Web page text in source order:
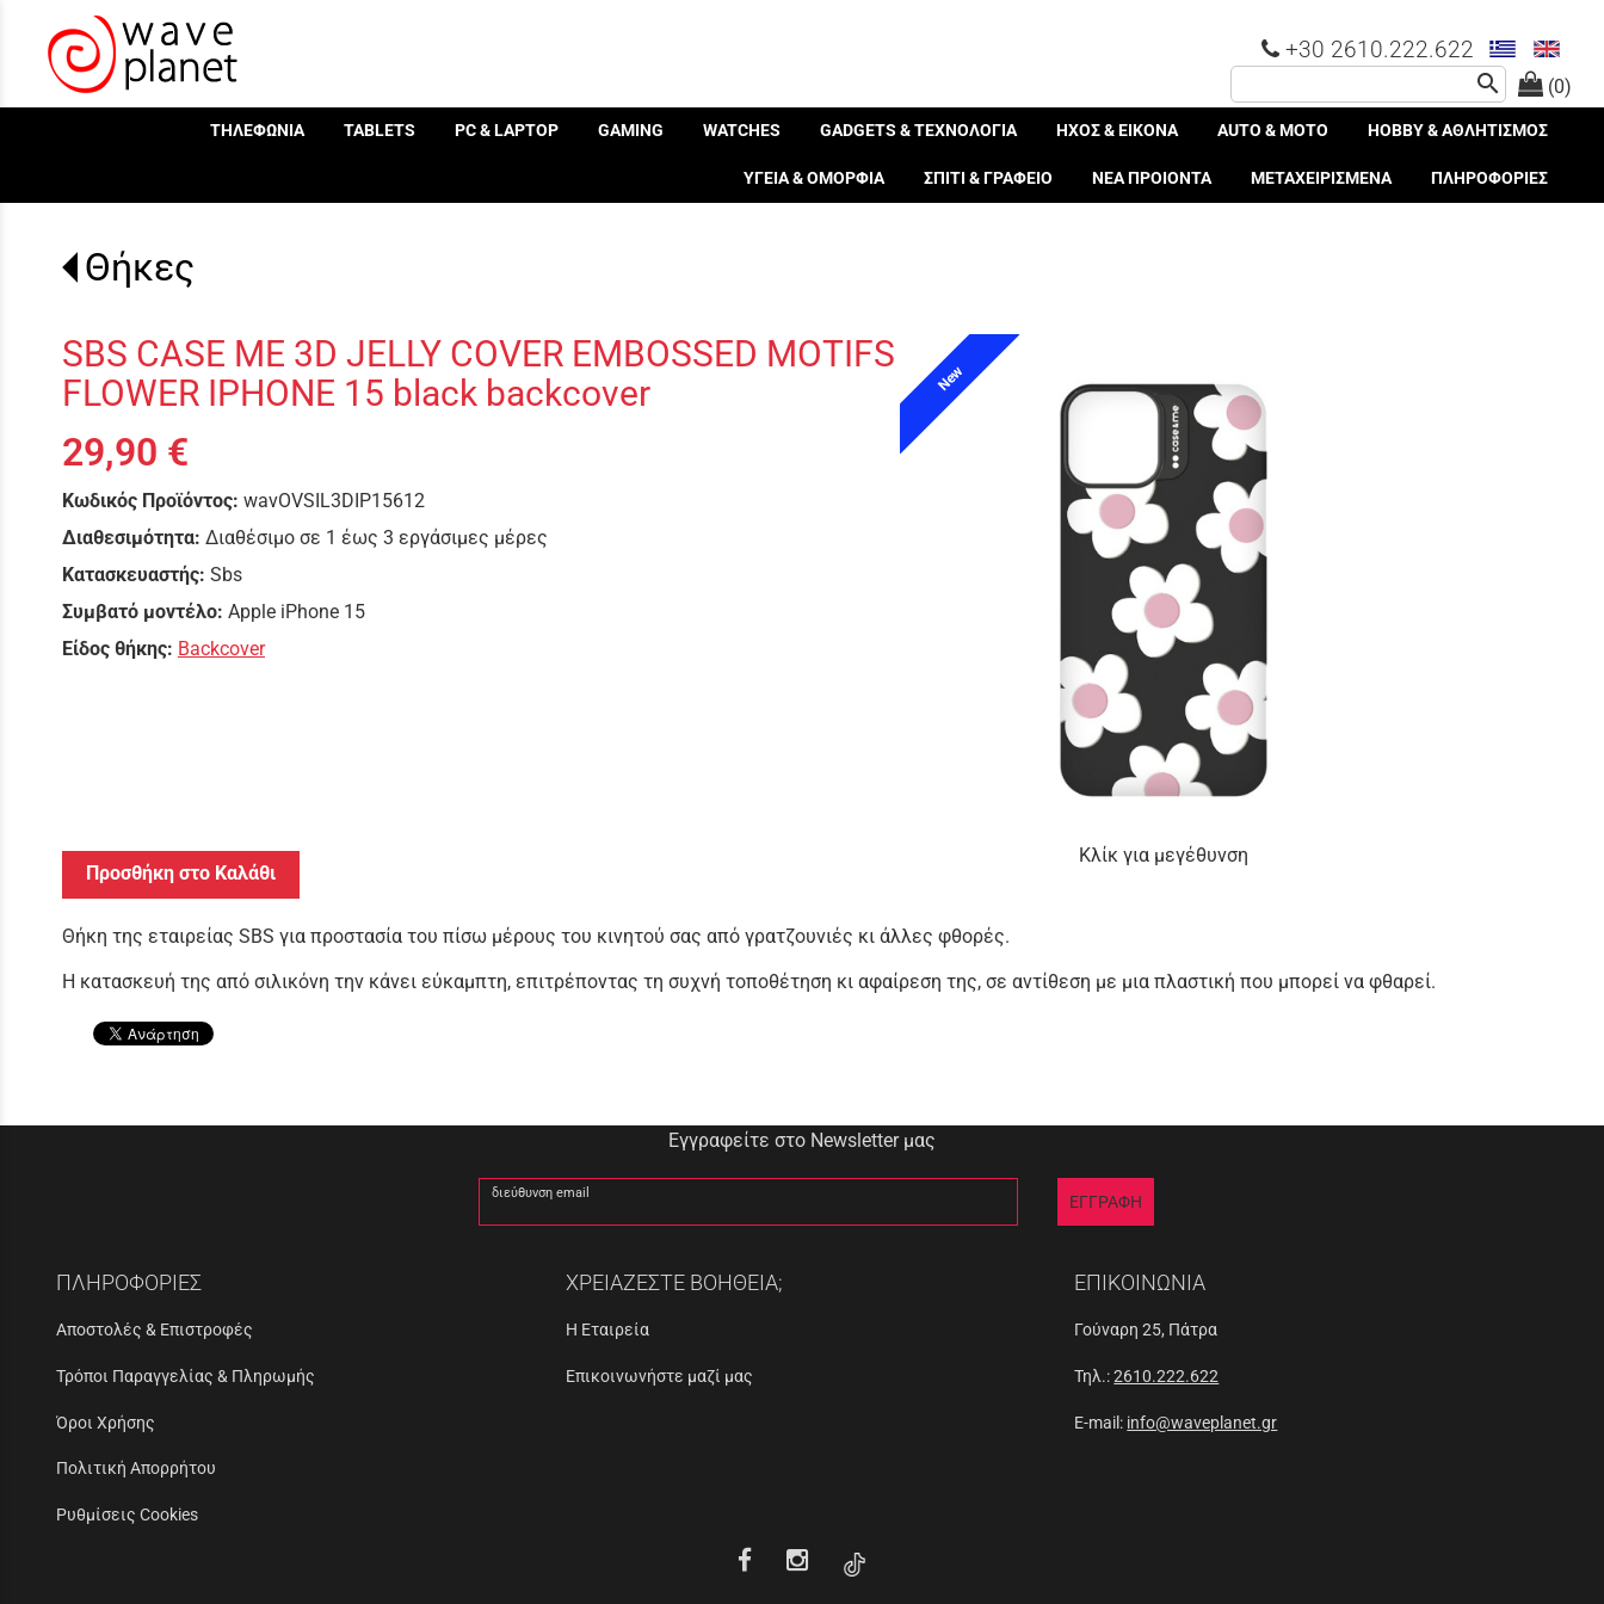
+30 2610.222.622
(0)
search
ΤΗΛΕΦΩΝΙΑ TABLETS PC & LAPTOP GAMING WATCHES GADGETS & ΤΕΧΝΟΛΟΓΙΑ ΗΧΟΣ & ΕΙΚΟΝΑ AUTO & MOTO HOBBY & ΑΘΛΗΤΙΣΜΟΣ
ΥΓΕΙΑ & ΟΜΟΡΦΙΑ ΣΠΙΤΙ & ΓΡΑΦΕΙΟ ΝΕΑ ΠΡΟΙΟΝΤΑ ΜΕΤΑΧΕΙΡΙΣΜΕΝΑ ΠΛΗΡΟΦΟΡΙΕΣ
Θήκες
Κλίκ για μεγέθυνση
New
SBS CASE ME 3D JELLY COVER EMBOSSED MOTIFS
FLOWER IPHONE 15 black backcover
29,90 €
Κωδικός Προϊόντος: wavOVSIL3DIP15612
Διαθεσιμότητα: Διαθέσιμο σε 1 έως 3 εργάσιμες μέρες
Κατασκευαστής: Sbs
Συμβατό μοντέλο: Apple iPhone 15
Είδος θήκης: Backcover
Προσθήκη στο Καλάθι
Θήκη της εταιρείας SBS για προστασία του πίσω μέρους του κινητού σας από γρατζουνιές κι άλλες φθορές.
Η κατασκευή της από σιλικόνη την κάνει εύκαμπτη, επιτρέποντας τη συχνή τοποθέτηση κι αφαίρεση της, σε αντίθεση με μια πλαστική που μπορεί να φθαρεί.
Εγγραφείτε στο Newsletter μας
διεύθυνση email ΕΓΓΡΑΦΗ
ΠΛΗΡΟΦΟΡΙΕΣ
Αποστολές & Επιστροφές
Τρόποι Παραγγελίας & Πληρωμής
Όροι Χρήσης
Πολιτική Απορρήτου
Ρυθμίσεις Cookies
ΧΡΕΙΑΖΕΣΤΕ ΒΟΗΘΕΙΑ;
Η Εταιρεία
Επικοινωνήστε μαζί μας
ΕΠΙΚΟΙΝΩΝΙΑ
Γούναρη 25, Πάτρα
Τηλ.:2610.222.622
E-mail: info@waveplanet.gr